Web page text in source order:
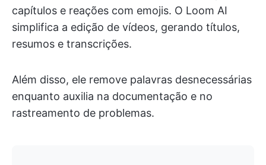
capítulos e reações com emojis. O Loom AI
simplifica a edição de vídeos, gerando títulos,
resumos e transcrições.
Além disso, ele remove palavras desnecessárias
enquanto auxilia na documentação e no
rastreamento de problemas.